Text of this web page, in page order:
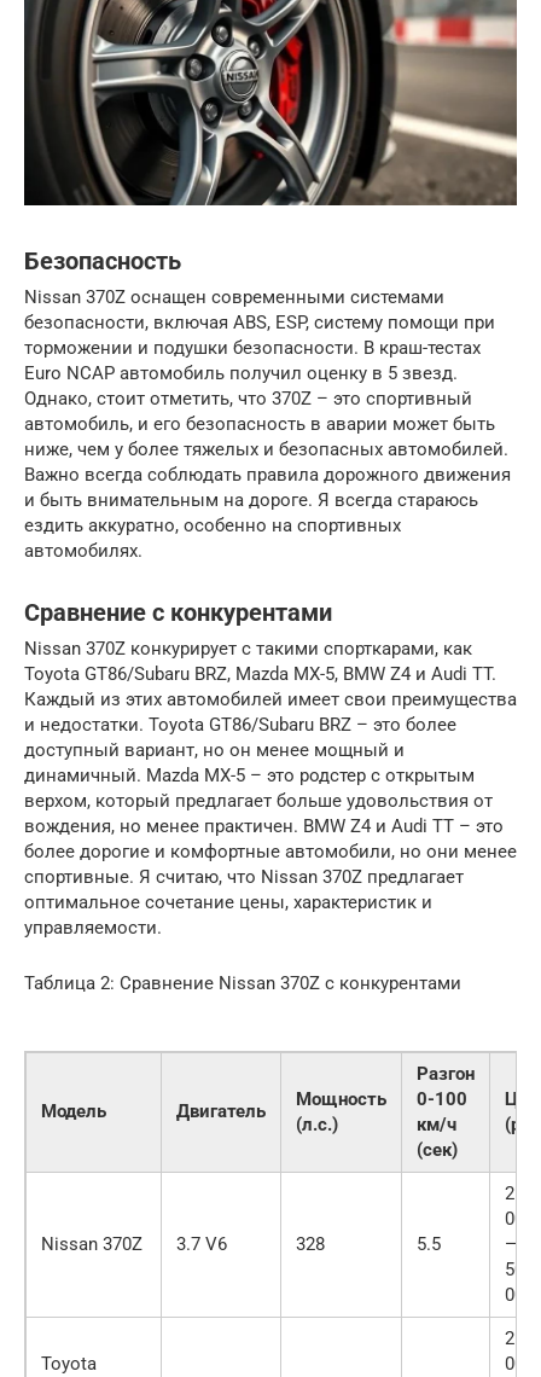
Безопасность
Nissan 370Z оснащен современными системами
безопасности, включая ABS, ESP, систему помощи при
торможении и подушки безопасности. В краш-тестах
Euro NCAP автомобиль получил оценку в 5 звезд.
Однако, стоит отметить, что 370Z – это спортивный
автомобиль, и его безопасность в аварии может быть
ниже, чем у более тяжелых и безопасных автомобилей.
Важно всегда соблюдать правила дорожного движения
и быть внимательным на дороге. Я всегда стараюсь
ездить аккуратно, особенно на спортивных
автомобилях.
Сравнение с конкурентами
Nissan 370Z конкурирует с такими спорткарами, как
Toyota GT86/Subaru BRZ, Mazda MX-5, BMW Z4 и Audi TT.
Каждый из этих автомобилей имеет свои преимущества
и недостатки. Toyota GT86/Subaru BRZ – это более
доступный вариант, но он менее мощный и
динамичный. Mazda MX-5 – это родстер с открытым
верхом, который предлагает больше удовольствия от
вождения, но менее практичен. BMW Z4 и Audi TT – это
более дорогие и комфортные автомобили, но они менее
спортивные. Я считаю, что Nissan 370Z предлагает
оптимальное сочетание цены, характеристик и
управляемости.
Таблица 2: Сравнение Nissan 370Z с конкурентами
Модель Двигатель
Мощность
(л.с.)
Разгон
0-100
км/ч
(сек)
Nissan 370Z 3.7 V6 328 5.5
2
000
— 3
500
000
Toyota
2
000